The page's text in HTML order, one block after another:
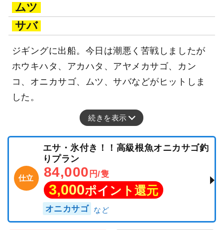
ムツ
サバ
ジギングに出船。今日は潮悪く苦戦しましたが
ホウキハタ、アカハタ、アヤメカサゴ、カン
コ、オニカサゴ、ムツ、サバなどがヒットしま
した。
続きを表示
仕立
エサ・氷付き！！高級根魚オニカサゴ釣
りプラン
84,000 円/隻
3,000ポイント還元
オニカサゴ